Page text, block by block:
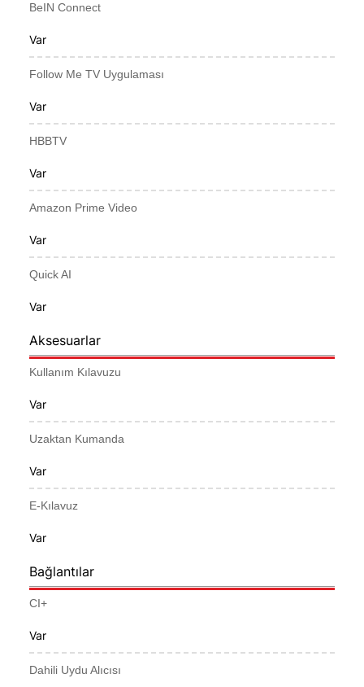
BeIN Connect
Var
Follow Me TV Uygulaması
Var
HBBTV
Var
Amazon Prime Video
Var
Quick AI
Var
Aksesuarlar
Kullanım Kılavuzu
Var
Uzaktan Kumanda
Var
E-Kılavuz
Var
Bağlantılar
CI+
Var
Dahili Uydu Alıcısı